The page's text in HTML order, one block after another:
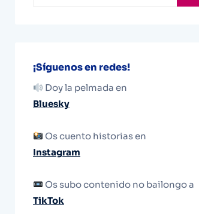
¡Síguenos en redes!
Doy la pelmada en
Bluesky
Os cuento historias en
Instagram
Os subo contenido no bailongo a
TikTok